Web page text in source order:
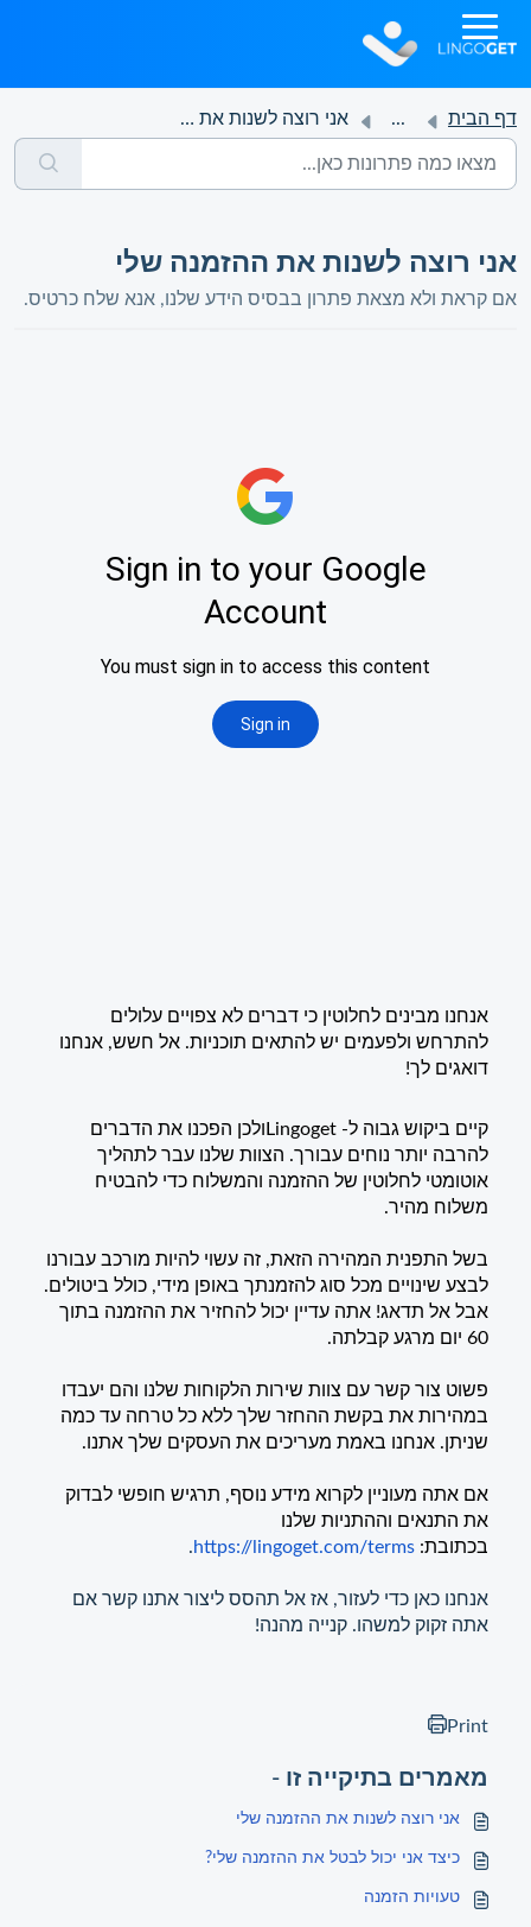
דף הבית ... אני רוצה לשנות את ההזמנה שלי
אני רוצה לשנות את ההזמנה שלי
אם קראת ולא מצאת פתרון בבסיס הידע שלנו, אנא שלח כרטיס.
אנחנו מבינים לחלוטין כי דברים לא צפויים עלולים
להתרחש ולפעמים יש להתאים תוכניות. אל חשש, אנחנו
דואגים לך!
קיים ביקוש גבוה ל- Lingogetולכן הפכנו את הדברים
להרבה יותר נוחים עבורך. הצוות שלנו עבר לתהליך
אוטומטי לחלוטין של ההזמנה והמשלוח כדי להבטיח
משלוח מהיר.
בשל התפנית המהירה הזאת, זה עשוי להיות מורכב עבורנו
לבצע שינויים מכל סוג להזמנתך באופן מידי, כולל ביטולים.
אבל אל תדאג! אתה עדיין יכול להחזיר את ההזמנה בתוך
60 יום מרגע קבלתה.
פשוט צור קשר עם צוות שירות הלקוחות שלנו והם יעבדו
במהירות את בקשת ההחזר שלך ללא כל טרחה עד כמה
שניתן. אנחנו באמת מעריכים את העסקים שלך אתנו.
אם אתה מעוניין לקרוא מידע נוסף, תרגיש חופשי לבדוק
את התנאים וההתניות שלנו
בכתובת: https://lingoget.com/terms
.
אנחנו כאן כדי לעזור, אז אל תהסס ליצור אתנו קשר אם
אתה זקוק למשהו. קנייה מהנה!
Print
מאמרים בתיקייה זו -
אני רוצה לשנות את ההזמנה שלי
כיצד אני יכול לבטל את ההזמנה שלי?
טעויות הזמנה